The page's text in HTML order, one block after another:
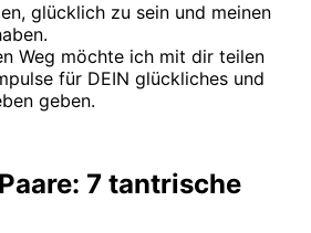
glücklich zu sein und meinen
Weg möchte ich mit dir teilen
für DEIN glückliches und
geben.
7 tantrische